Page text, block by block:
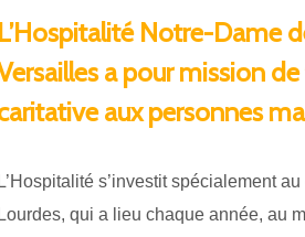
L’Hospitalité Notre-Dame
a pour mission
aux personnes
L’Hospitalité s’investit spécialement
Lourdes, qui a lieu chaque année, au